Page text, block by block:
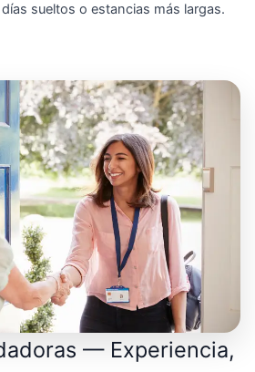
sueltos o estancias más largas.
— Experiencia,